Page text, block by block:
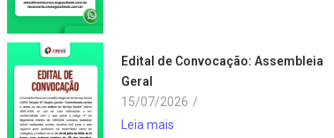
Edital de Convocação: Assembleia
Geral
15/07/2026 /
Leia mais